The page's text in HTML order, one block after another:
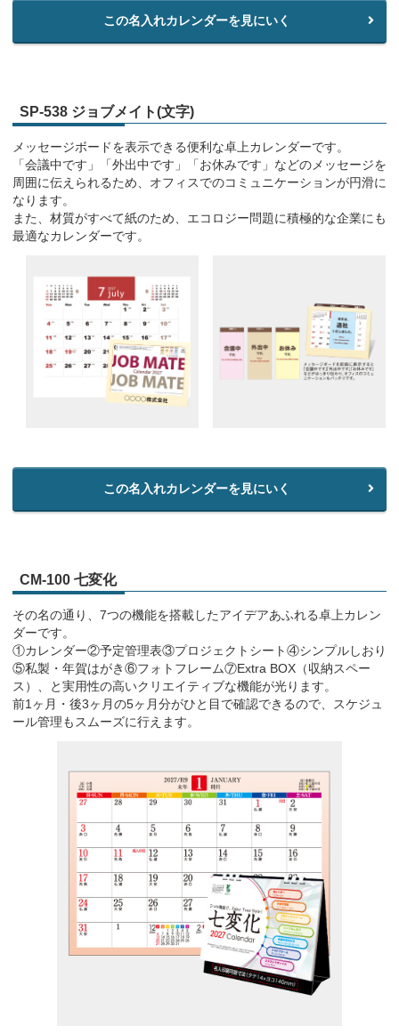
この名入れカレンダーを見にいく
SP-538 ジョブメイト(文字)
メッセージボードを表示できる便利な卓上カレンダーです。
「会議中です」「外出中です」「お休みです」などのメッセージを
周囲に伝えられるため、オフィスでのコミュニケーションが円滑に
なります。
また、材質がすべて紙のため、エコロジー問題に積極的な企業にも
最適なカレンダーです。
この名入れカレンダーを見にいく
CM-100 七変化
その名の通り、7つの機能を搭載したアイデアあふれる卓上カレン
ダーです。
①カレンダー②予定管理表③プロジェクトシート④シンプルしおり
⑤私製・年賀はがき⑥フォトフレーム⑦Extra BOX（収納スペー
ス）、と実用性の高いクリエイティブな機能が光ります。
前1ヶ月・後3ヶ月の5ヶ月分がひと目で確認できるので、スケジュ
ール管理もスムーズに行えます。